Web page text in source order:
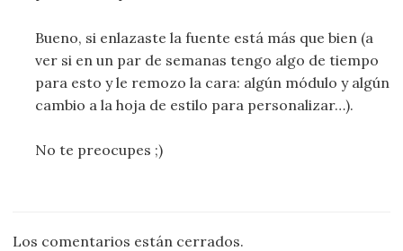
Bueno, si enlazaste la fuente está más que bien (a
ver si en un par de semanas tengo algo de tiempo
para esto y le remozo la cara: algún módulo y algún
cambio a la hoja de estilo para personalizar…).
No te preocupes ;)
Los comentarios están cerrados.